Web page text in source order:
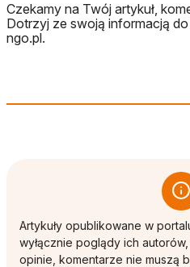
Czekamy na Twój artykuł,
Dotrzyj ze swoją informacją
ngo.pl.
Artykuły opublikowane w
wyłącznie poglądy ich
opinie, komentarze nie muszą